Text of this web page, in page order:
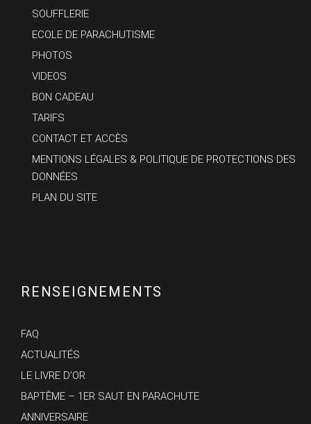
SOUFFLERIE
ECOLE DE PARACHUTISME
PHOTOS
VIDEOS
BON CADEAU
TARIFS
CONTACT ET ACCÈS
MENTIONS LÉGALES & POLITIQUE DE PROTECTIONS DES
DONNÉES
PLAN DU SITE
RENSEIGNEMENTS
FAQ
ACTUALITÉS
LE LIVRE D’OR
BAPTÊME – 1ER SAUT EN PARACHUTE
ANNIVERSAIRE